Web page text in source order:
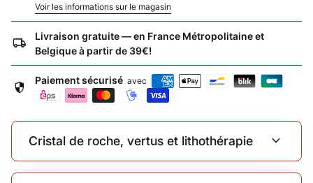
Voir les informations sur le magasin
local_shipping
Livraison gratuite — en France Métropolitaine et
Belgique à partir de 39€!
security Paiement sécurisé avec
Cristal de roche, vertus et lithothérapie expand_more